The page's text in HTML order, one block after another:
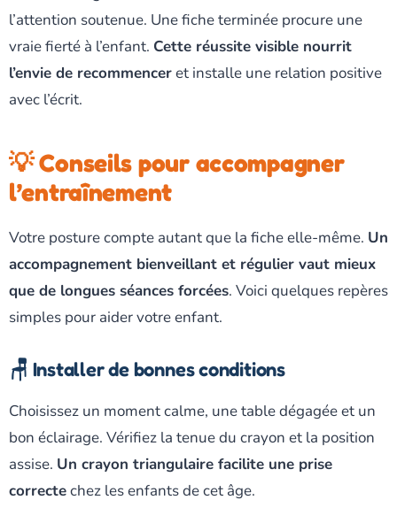
l’attention soutenue. Une fiche terminée procure une
vraie fierté à l’enfant. Cette réussite visible nourrit
l’envie de recommenceret installe une relation positive
avec l’écrit.
💡 Conseils pour accompagner
l’entraînement
Votre posture compte autant que la fiche elle-même. Un
accompagnement bienveillant et régulier vaut mieux
que de longues séances forcées. Voici quelques repères
simples pour aider votre enfant.
🪑 Installer de bonnes conditions
Choisissez un moment calme, une table dégagée et un
bon éclairage. Vérifiez la tenue du crayon et la position
assise. Un crayon triangulaire facilite une prise
correctechez les enfants de cet âge.